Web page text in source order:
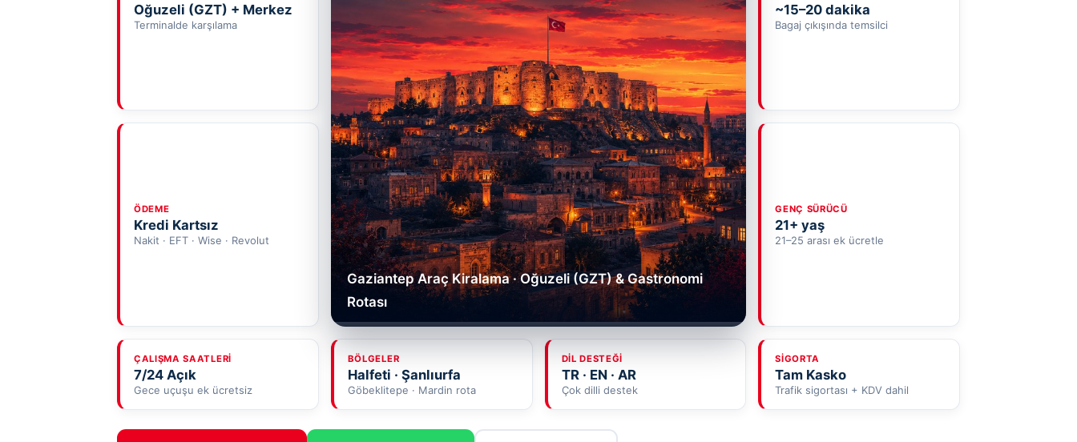
Gaziantep Araç Kiralama · Oğuzeli (GZT) & Gastronomi
Rotası
Oğuzeli (GZT) + Merkez
Terminalde karşılama
~15–20 dakika
Bagaj çıkışında temsilci
ÖDEME
Kredi Kartsız
Nakit · EFT · Wise · Revolut
GENÇ SÜRÜCÜ
21+ yaş
21–25 arası ek ücretle
ÇALIŞMA SAATLERI
7/24 Açık
Gece uçuşu ek ücretsiz
BÖLGELER
Halfeti · Şanlıurfa
Göbeklitepe · Mardin rota
DIL DESTEĞI
TR · EN · AR
Çok dilli destek
SIGORTA
Tam Kasko
Trafik sigortası + KDV dahil